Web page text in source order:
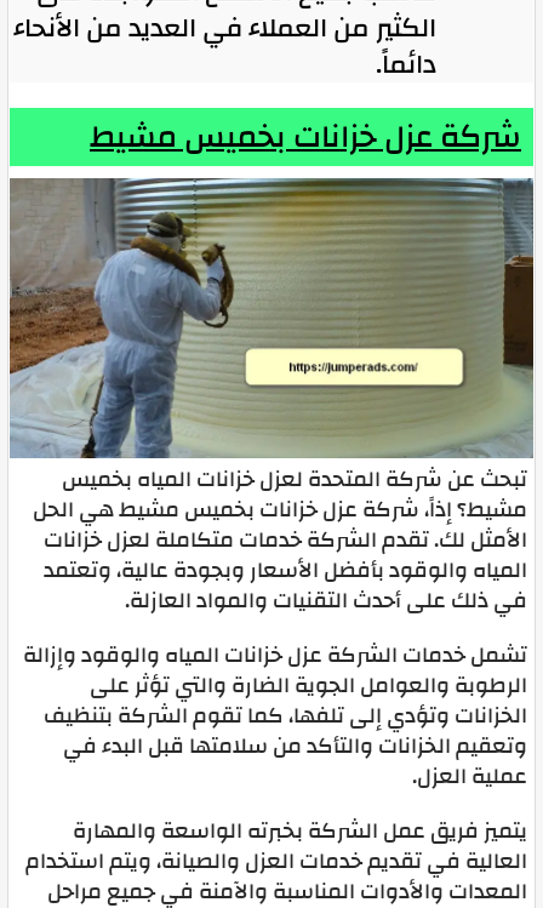
الكثير من العملاء في العديد من الأنحاء
دائماً.
شركة عزل خزانات بخميس مشيط
تبحث عن شركة المتحدة لعزل خزانات المياه بخميس
مشيط؟ إذاً، شركة عزل خزانات بخميس مشيط هي الحل
الأمثل لك. تقدم الشركة خدمات متكاملة لعزل خزانات
المياه والوقود بأفضل الأسعار وبجودة عالية، وتعتمد
في ذلك على أحدث التقنيات والمواد العازلة.
تشمل خدمات الشركة عزل خزانات المياه والوقود وإزالة
الرطوبة والعوامل الجوية الضارة والتي تؤثر على
الخزانات وتؤدي إلى تلفها، كما تقوم الشركة بتنظيف
وتعقيم الخزانات والتأكد من سلامتها قبل البدء في
عملية العزل.
يتميز فريق عمل الشركة بخبرته الواسعة والمهارة
العالية في تقديم خدمات العزل والصيانة، ويتم استخدام
المعدات والأدوات المناسبة والآمنة في جميع مراحل